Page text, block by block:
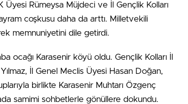
Rümeysa Müjdeci ve İl Gençlik Kolları
coşkusu daha da arttı. Milletvekili
memnuniyetini dile getirdi.
ocağı Karasenir köyü oldu. Gençlik Kolları İl
İl Genel Meclis Üyesi Hasan Doğan,
birlikte Karasenir Muhtarı Özgenç
samimi sohbetlerle gönüllere dokundu.